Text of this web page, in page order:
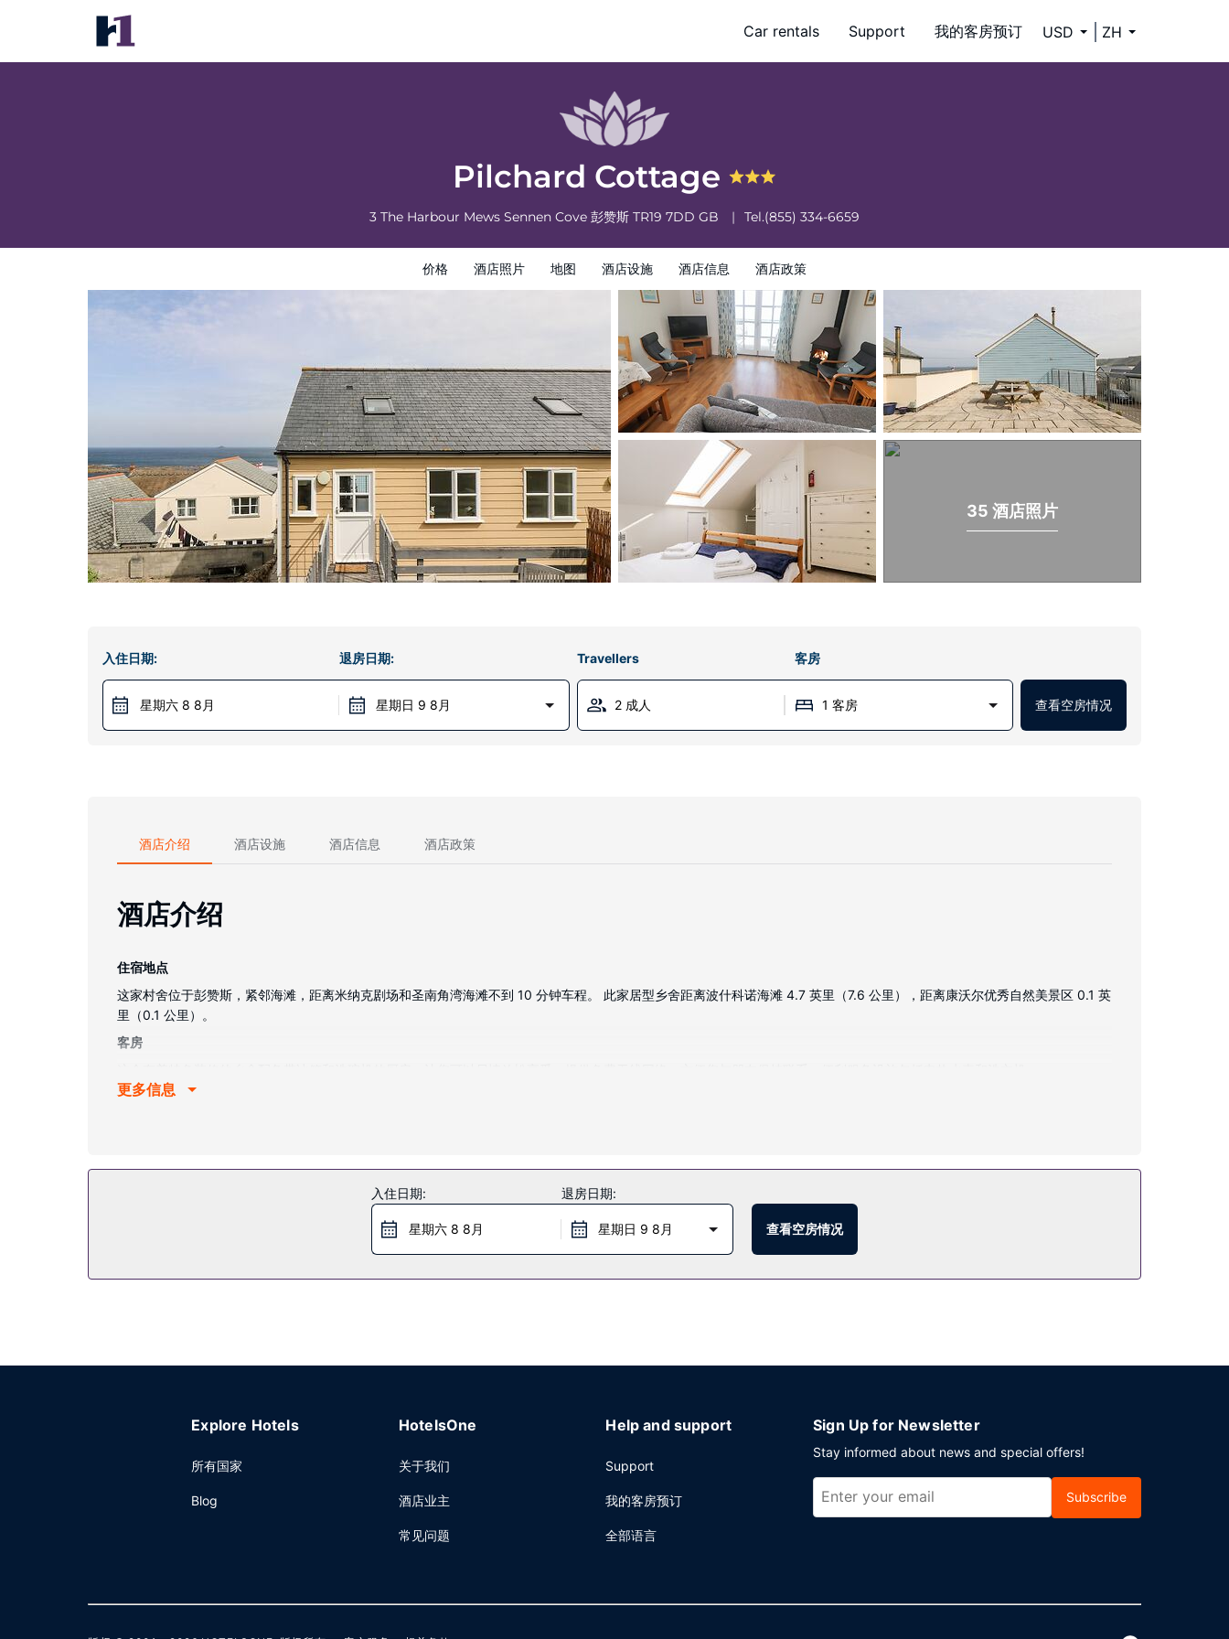
Car rentals Support 我的客房预订 USD ZH
Pilchard Cottage
3 The Harbour Mews Sennen Cove 彭赞斯 TR19 7DD GB Tel.(855) 334-6659
价格 酒店照片 地图 酒店设施 酒店信息 酒店政策
Pilchard Cottage
价格 酒店照片
35 酒店照片
入住日期:
星期六 8 8月
退房日期:
星期日 9 8月
Travellers 客房
2 成人 1 客房 查看空房情况
酒店介绍 酒店设施 酒店信息 酒店政策
酒店介绍
住宿地点
这家村舍位于彭赞斯，紧邻海滩，距离米纳克剧场和圣南角湾海滩不到 10 分钟车程。 此家居型乡舍距离波什科诺海滩 4.7 英里（7.6 公里），距离康沃尔优秀自然美景区 0.1 英
里（0.1 公里）。
客房
物业设施
更多信息
入住日期:
星期六 8 8月
退房日期:
星期日 9 8月 查看空房情况
Explore Hotels
所有国家
Blog
HotelsOne
关于我们
酒店业主
常见问题
Help and support
Support
我的客房预订
全部语言
Sign Up for Newsletter
Stay informed about news and special offers!
Subscribe